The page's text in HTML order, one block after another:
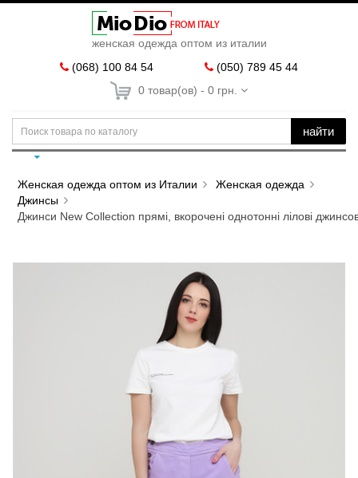
женская одежда оптом из италии
(068) 100 84 54
(050) 789 45 44
0 товар(ов) - 0 грн.
найти
Женская одежда оптом из Италии
Женская одежда
Джинсы
Джинси New Collection прямі, вкорочені однотонні лілові